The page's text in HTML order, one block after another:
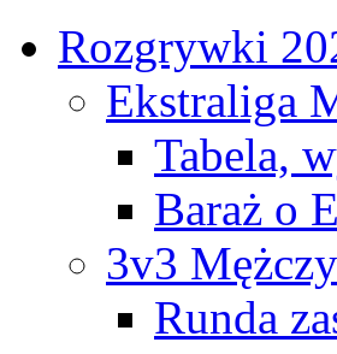
Rozgrywki
Ekstraliga
Tabela,
Baraż o
3v3
Runda